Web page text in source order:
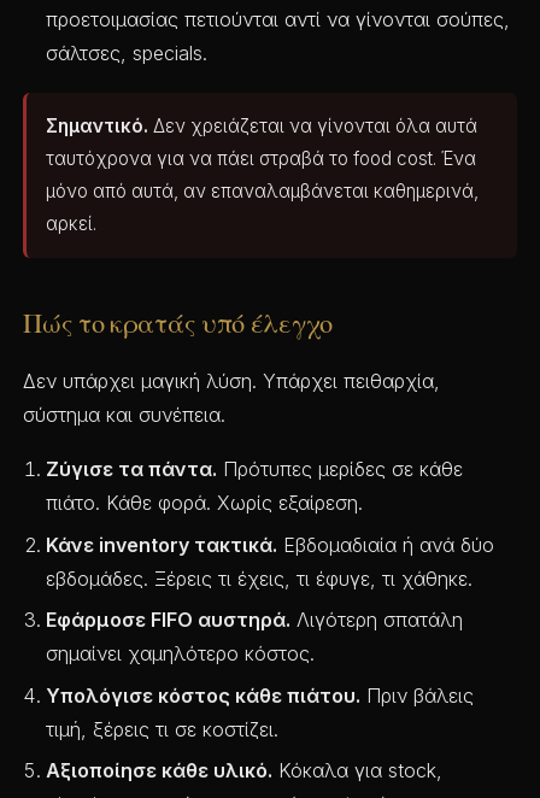
προετοιμασίας πετιούνται αντί να γίνονται σούπες,
σάλτσες, specials.
Σημαντικό. Δεν χρειάζεται να γίνονται όλα αυτά
ταυτόχρονα για να πάει στραβά το food cost. Ένα
μόνο από αυτά, αν επαναλαμβάνεται καθημερινά,
αρκεί.
Πώς το κρατάς υπό έλεγχο
Δεν υπάρχει μαγική λύση. Υπάρχει πειθαρχία,
σύστημα και συνέπεια.
Ζύγισε τα πάντα. Πρότυπες μερίδες σε κάθε
πιάτο. Κάθε φορά. Χωρίς εξαίρεση.
Κάνε inventory τακτικά. Εβδομαδιαία ή ανά δύο
εβδομάδες. Ξέρεις τι έχεις, τι έφυγε, τι χάθηκε.
Εφάρμοσε FIFO αυστηρά. Λιγότερη σπατάλη
σημαίνει χαμηλότερο κόστος.
Υπολόγισε κόστος κάθε πιάτου. Πριν βάλεις
τιμή, ξέρεις τι σε κοστίζει.
Αξιοποίησε κάθε υλικό. Κόκαλα για stock,